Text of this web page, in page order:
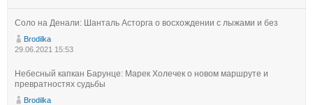
Соло на Денали: Шанталь Асторга о восхождении с лыжами и без
Brodilka
29.06.2021 15:53
Небесный капкан Барунце: Марек Холечек о новом маршруте и
превратностях судьбы
Brodilka